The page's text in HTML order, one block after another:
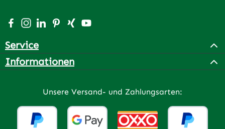
Besuche uns auf Facebook – öffnet in neuem Tab
Schau auf Instagram vorbei – öffnet in neuem Tab
Vernetze dich mit uns auf LinkedIn – öffnet in
Lass dich auf Pinterest inspirieren – öffnet
Vernetze dich mit uns auf Xing – öffnet
Sieh dir unsere Videos auf YouTube
Service
Informationen
Unsere Versand- und Zahlungsarten: